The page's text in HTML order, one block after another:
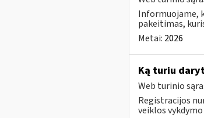
Informuojame,
pakeitimas,
Metai: 2026
Ką turiu
Web turinio
Registracijos
veiklos